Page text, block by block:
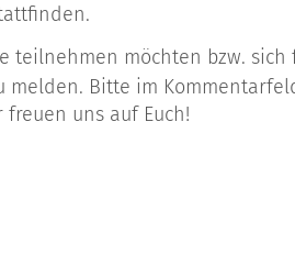
teilnehmen möchten bzw. sich
melden. Bitte im
uns auf Euch!